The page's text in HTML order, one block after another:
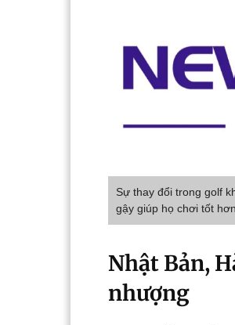
Sự thay đổi trong golf
gậy giúp họ chơi tốt
Nhật Bản,
nhượng